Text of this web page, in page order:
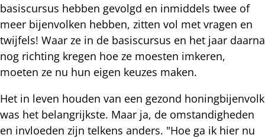
basiscursus hebben gevolgd en inmiddels twee of
meer bijenvolken hebben, zitten vol met vragen en
twijfels! Waar ze in de basiscursus en het jaar daarna
nog richting kregen hoe ze moesten imkeren,
moeten ze nu hun eigen keuzes maken.
Het in leven houden van een gezond honingbijenvolk
was het belangrijkste. Maar ja, de omstandigheden
en invloeden zijn telkens anders. "Hoe ga ik hier nu